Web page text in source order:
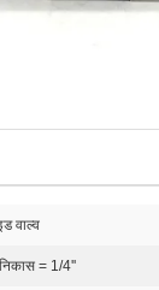
वाल्व
= 1/4''